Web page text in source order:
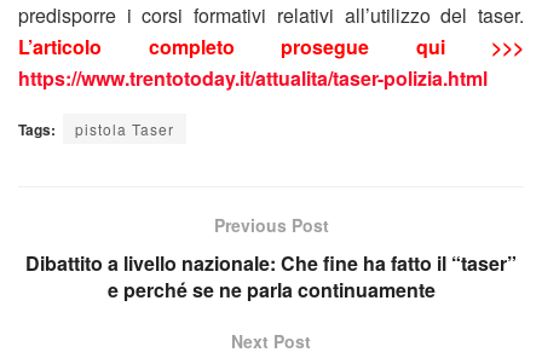
predisporre i corsi formativi relativi all’utilizzo del taser.
L’articolo completo prosegue qui >>>
https://www.trentotoday.it/attualita/taser-polizia.html
Tags: pistola Taser
Previous Post
Dibattito a livello nazionale: Che fine ha fatto il “taser”
e perché se ne parla continuamente
Next Post